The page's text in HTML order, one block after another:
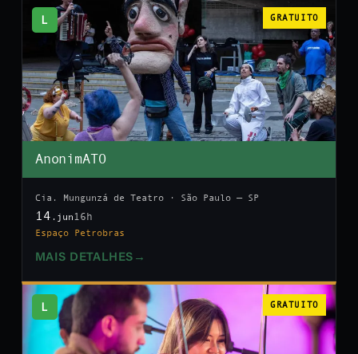
L GRATUITO
AnonimATO
Cia. Mungunzá de Teatro · São Paulo — SP
14 .jun 16h
Espaço Petrobras
MAIS DETALHES →
L GRATUITO